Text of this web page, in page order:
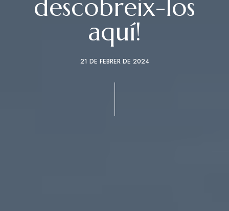
descobreix-los
aquí!
21 DE FEBRER DE 2024